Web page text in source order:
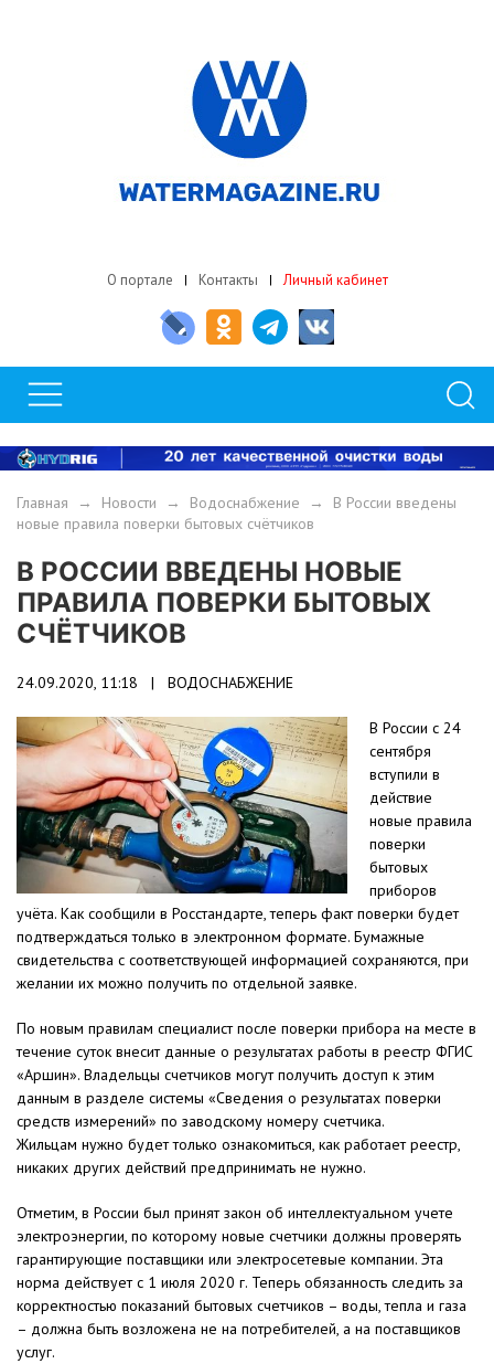
О портале Контакты Личный кабинет
Главная → Новости → Водоснабжение → В России введены
новые правила поверки бытовых счётчиков
В РОССИИ ВВЕДЕНЫ НОВЫЕ
ПРАВИЛА ПОВЕРКИ БЫТОВЫХ
СЧЁТЧИКОВ
24.09.2020, 11:18 | ВОДОСНАБЖЕНИЕ
В России с 24
сентября
вступили в
действие
новые правила
поверки
бытовых
приборов
учёта. Как сообщили в Росстандарте, теперь факт поверки будет
подтверждаться только в электронном формате. Бумажные
свидетельства с соответствующей информацией сохраняются, при
желании их можно получить по отдельной заявке.
По новым правилам специалист после поверки прибора на месте в
течение суток внесит данные о результатах работы в реестр ФГИС
«Аршин». Владельцы счетчиков могут получить доступ к этим
данным в разделе системы «Сведения о результатах поверки
средств измерений» по заводскому номеру счетчика.
Жильцам нужно будет только ознакомиться, как работает реестр,
никаких других действий предпринимать не нужно.
Отметим, в России был принят закон об интеллектуальном учете
электроэнергии, по которому новые счетчики должны проверять
гарантирующие поставщики или электросетевые компании. Эта
норма действует с 1 июля 2020 г. Теперь обязанность следить за
корректностью показаний бытовых счетчиков – воды, тепла и газа
– должна быть возложена не на потребителей, а на поставщиков
услуг.